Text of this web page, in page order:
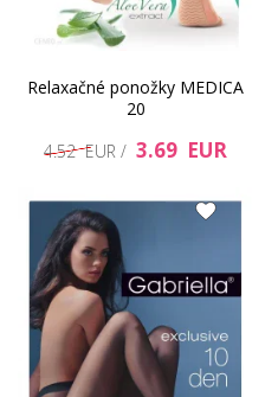
Relaxačné ponožky MEDICA
20
4.52 EUR / 3.69 EUR